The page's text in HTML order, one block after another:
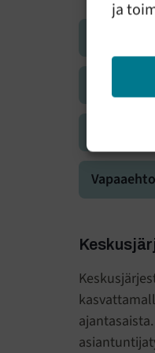
ja